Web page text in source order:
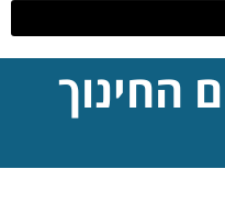
החינוך